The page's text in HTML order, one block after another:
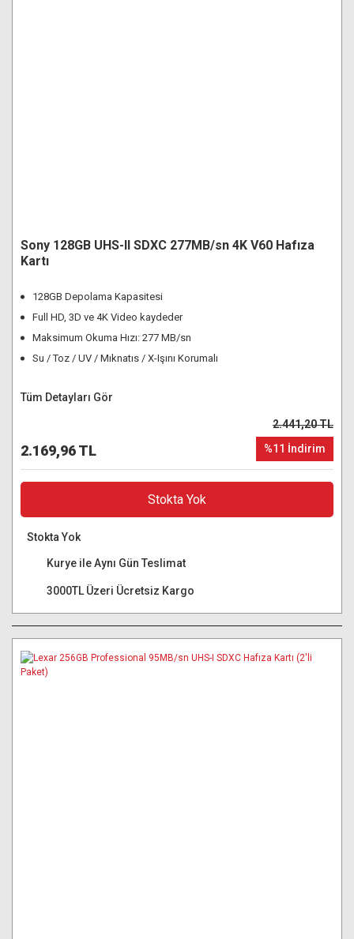
Sony 128GB UHS-II SDXC 277MB/sn 4K V60 Hafıza
Kartı
128GB Depolama Kapasitesi
Full HD, 3D ve 4K Video kaydeder
Maksimum Okuma Hızı: 277 MB/sn
Su / Toz / UV / Mıknatıs / X-Işını Korumalı
Tüm Detayları Gör
2.169,96 TL
2.441,20 TL
%11 İndirim
Stokta Yok
Stokta Yok
Kurye ile Aynı Gün Teslimat
3000TL Üzeri Ücretsiz Kargo